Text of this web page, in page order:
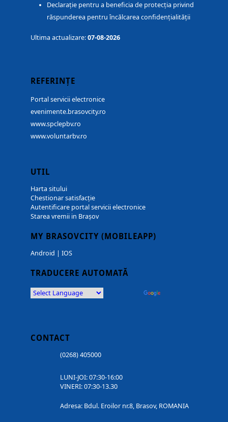
Declarație pentru a beneficia de protecția privind
răspunderea pentru încălcarea confidențialității
Ultima actualizare:07-08-2026
REFERINȚE
Portal servicii electronice
evenimente.brasovcity.ro
www.spclepbv.ro
www.voluntarbv.ro
UTIL
Harta sitului
Chestionar satisfacție
Autentificare portal servicii electronice
Starea vremii in Brașov
MY BRASOVCITY (MOBILEAPP)
Android | IOS
TRADUCERE AUTOMATĂ
CONTACT
(0268) 405000
LUNI-JOI: 07:30-16:00
VINERI: 07:30-13.30
Adresa: Bdul. Eroilor nr.8, Brasov, ROMANIA